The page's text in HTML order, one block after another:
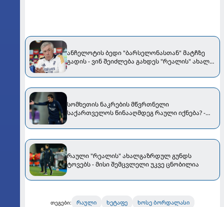
ანჩელოტის ბედი "ბარსელონასთან" მატჩზე
გადის - ვინ შეიძლება გახდეს "რეალის" ახალი
სომხეთის ნაკრების მწვრთნელი
საქართველოს წინააღმდეგ რაული იქნება? -
პრეზიდენტი კანდიდატებზე
რაული "რეალის" ახალგაზრდულ გუნდს
ტოვებს - მისი შემცვლელი უკვე ცნობილია
თეგები: რაული ხეტაფე ხოსე ბორდალასი